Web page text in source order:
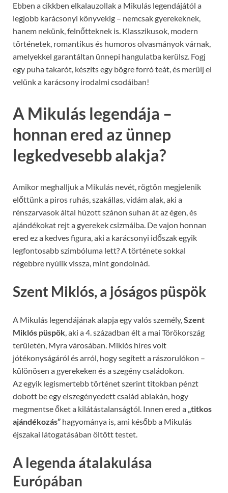
Ebben a cikkben elkalauzollak a Mikulás legendájától a
legjobb karácsonyi könyvekig – nemcsak gyerekeknek,
hanem nekünk, felnőtteknek is. Klasszikusok, modern
történetek, romantikus és humoros olvasmányok várnak,
amelyekkel garantáltan ünnepi hangulatba kerülsz. Fogj
egy puha takarót, készíts egy bögre forró teát, és merülj el
velünk a karácsony irodalmi csodáiban!
A Mikulás legendája –
honnan ered az ünnep
legkedvesebb alakja?
Amikor meghalljuk a Mikulás nevét, rögtön megjelenik
előttünk a piros ruhás, szakállas, vidám alak, aki a
rénszarvasok által húzott szánon suhan át az égen, és
ajándékokat rejt a gyerekek csizmáiba. De vajon honnan
ered ez a kedves figura, aki a karácsonyi időszak egyik
legfontosabb szimbóluma lett? A története sokkal
régebbre nyúlik vissza, mint gondolnád.
Szent Miklós, a jóságos püspök
A Mikulás legendájának alapja egy valós személy,Szent
Miklós püspök, aki a 4. században élt a mai Törökország
területén, Myra városában. Miklós híres volt
jótékonyságáról és arról, hogy segített a rászorulókon –
különösen a gyerekeken és a szegény családokon.
Az egyik legismertebb történet szerint titokban pénzt
dobott be egy elszegényedett család ablakán, hogy
megmentse őket a kilátástalanságtól. Innen ered a „titkos
ajándékozás” hagyománya is, ami később a Mikulás
éjszakai látogatásában öltött testet.
A legenda átalakulása
Európában